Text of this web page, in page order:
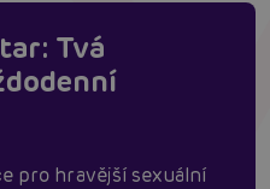
Tvá
pro hravější sexuální